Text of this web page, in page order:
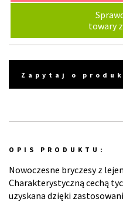
towary
Zapytaj o
OPIS PRODUKTU:
Nowoczesne bryczesy z
Charakterystyczną cechą
uzyskana dzięki